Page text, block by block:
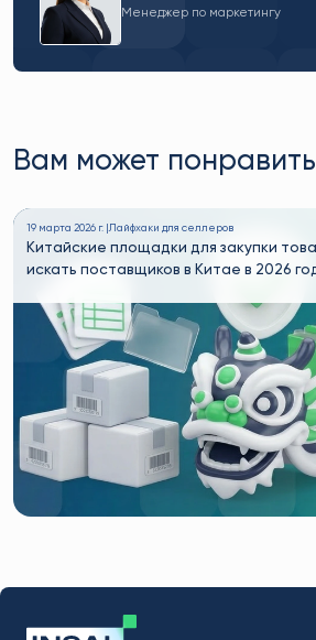
Менеджер по маркетингу
Вам может
19 марта 2026 г. | Лайфхаки для селлеров
Китайские площадки для закупки
искать поставщиков в Китае в 2026